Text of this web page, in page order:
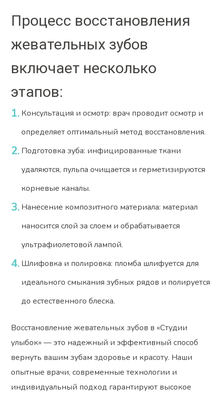
Процесс восстановления
жевательных зубов
включает несколько
этапов:
Консультация и осмотр: врач проводит осмотр и
определяет оптимальный метод восстановления.
Подготовка зуба: инфицированные ткани
удаляются, пульпа очищается и герметизируются
корневые каналы.
Нанесение композитного материала: материал
наносится слой за слоем и обрабатывается
ультрафиолетовой лампой.
Шлифовка и полировка: пломба шлифуется для
идеального смыкания зубных рядов и полируется
до естественного блеска.
Восстановление жевательных зубов в «Студии
улыбок» — это надежный и эффективный способ
вернуть вашим зубам здоровье и красоту. Наши
опытные врачи, современные технологии и
индивидуальный подход гарантируют высокое